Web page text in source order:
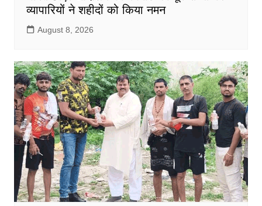
व्यापारियों ने शहीदों को किया नमन
August 8, 2026